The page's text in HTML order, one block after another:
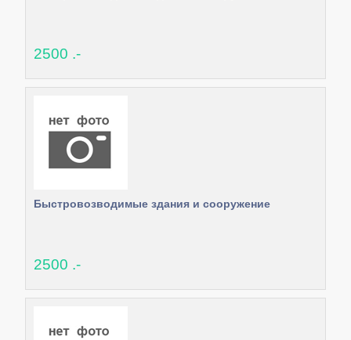
2500 .-
Быстровозводимые здания и сооружение
2500 .-